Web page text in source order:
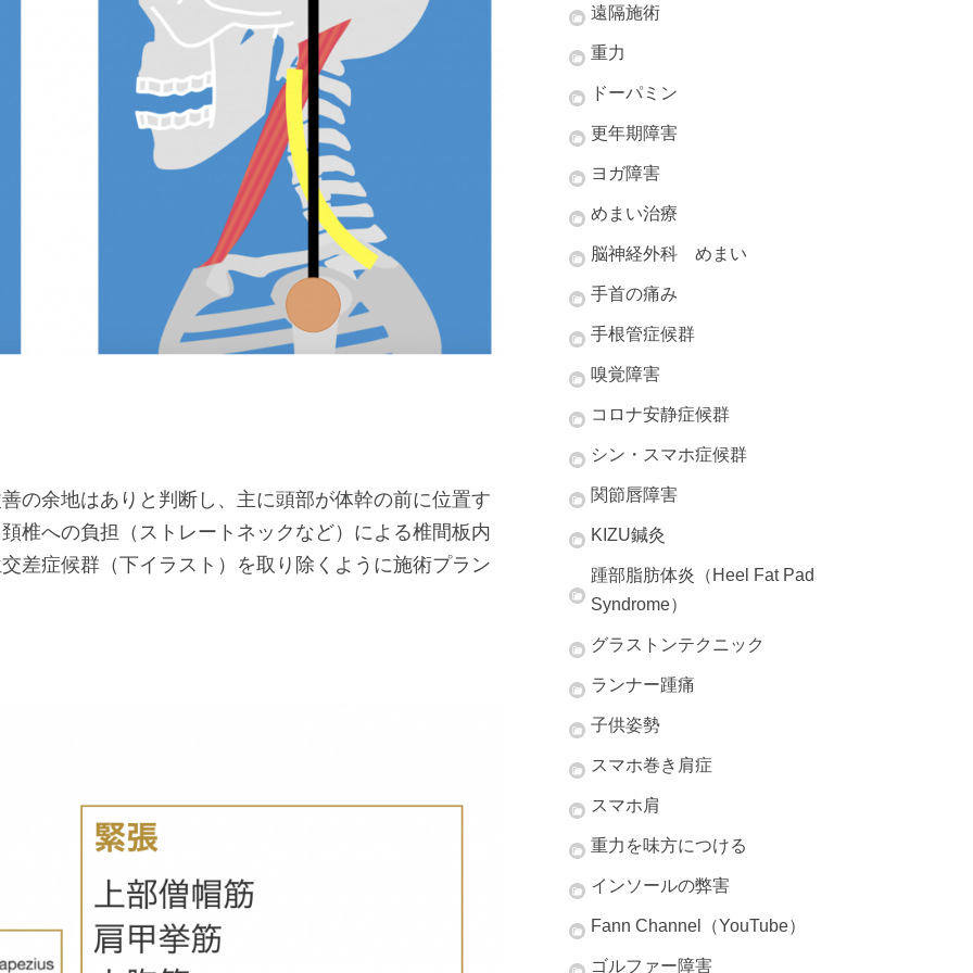
の余地はありと判断し、主に頭部が体幹の前に位置す
椎への負担（ストレートネックなど）による椎間板内
差症候群（下イラスト）を取り除くように施術プラン
遠隔施術
重力
ドーパミン
更年期障害
ヨガ障害
めまい治療
脳神経外科 めまい
手首の痛み
手根管症候群
嗅覚障害
コロナ安静症候群
シン・スマホ症候群
関節唇障害
KIZU鍼灸
踵部脂肪体炎（Heel Fat Pad
Syndrome）
グラストンテクニック
ランナー踵痛
子供姿勢
スマホ巻き肩症
スマホ肩
重力を味方につける
インソールの弊害
Fann Channel（YouTube）
ゴルファー障害